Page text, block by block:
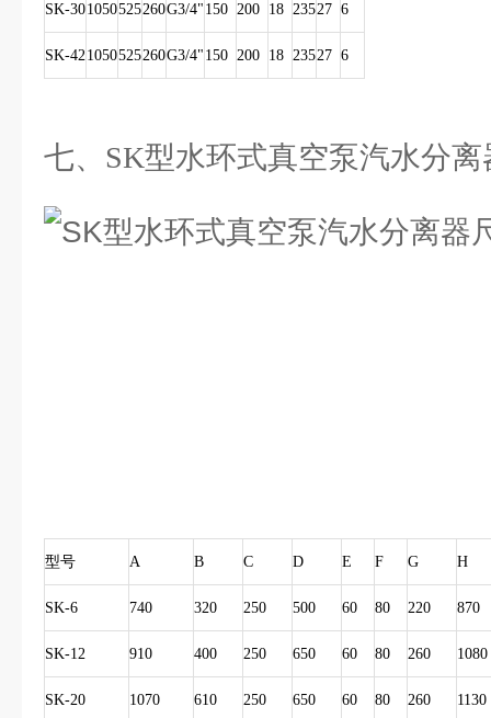
SK-301050525260G3/4" 150 200 18 23527 6
SK-421050525260G3/4" 150 200 18 23527 6
七、SK型水环式真空泵汽水分
型号 A B C D E F G H
SK-6 740 320 250 500 60 80 220 870
SK-12 910 400 250 650 60 80 260 1080
SK-20 1070 610 250 650 60 80 260 1130